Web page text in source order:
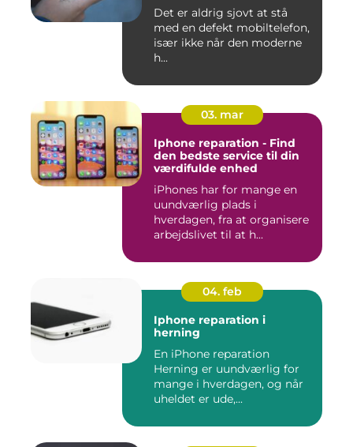
Det er aldrig sjovt at stå
med en defekt mobiltelefon,
især ikke når den moderne
h...
03. mar
Iphone reparation - Find
den bedste service til din
værdifulde enhed
iPhones har for mange en
uundværlig plads i
hverdagen, fra at organisere
arbejdslivet til at h...
04. feb
Iphone reparation i
herning
En iPhone reparation
Herning er uundværlig for
mange i hverdagen, og når
uheldet er ude,...